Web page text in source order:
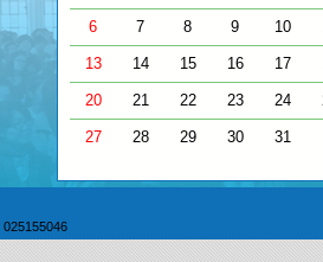
6 7 8 9 10
13 14 15 16 17
20 21 22 23 24
27 28 29 30 31
025155046